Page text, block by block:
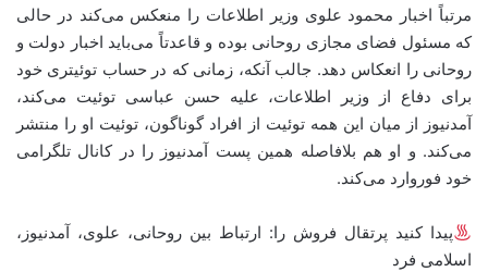
مرتباً اخبار محمود علوی وزیر اطلاعات را منعکس می‌کند در حالی
که مسئول فضای مجازی روحانی بوده و قاعدتاً می‌باید اخبار دولت و
روحانی را انعکاس دهد. جالب آنکه، زمانی که در حساب توئیتری خود
برای دفاع از وزیر اطلاعات، علیه حسن عباسی توئیت می‌کند،
آمدنیوز از میان این ‌همه توئیت از افراد گوناگون، توئیت او را منتشر
می‌کند. و او هم بلافاصله همین پست آمدنیوز را در کانال تلگرامی
خود فوروارد می‌کند.
پیدا کنید پرتقال فروش را: ارتباط بین روحانی، علوی، آمدنیوز،
اسلامی فرد